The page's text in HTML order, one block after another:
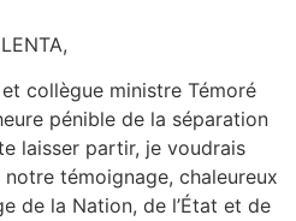
collègue ministre Témoré
pénible de la séparation
laisser partir, je voudrais
témoignage, chaleureux
de la Nation, de l’État et de